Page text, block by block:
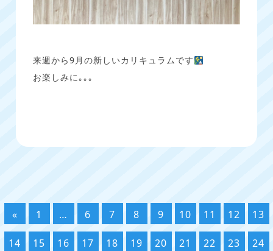
来週から9月の新しいカリキュラムです
お楽しみに｡｡｡
« 1 … 6 7 8 9 10 11 12 13
14 15 16 17 18 19 20 21 22 23 24